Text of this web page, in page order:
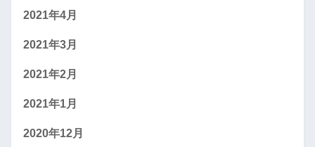
2021年4月
2021年3月
2021年2月
2021年1月
2020年12月